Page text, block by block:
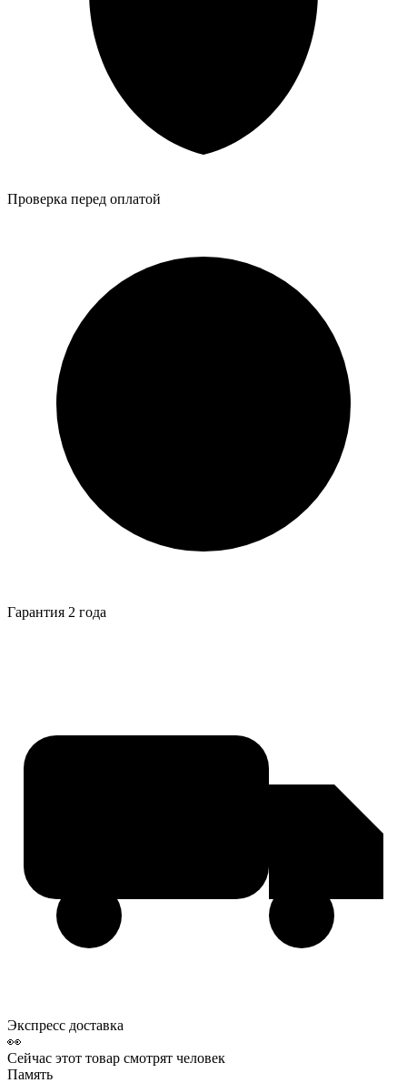
Проверка перед оплатой
Гарантия 2 года
Экспресс доставка
👀
Сейчас этот товар смотрят человек
Память